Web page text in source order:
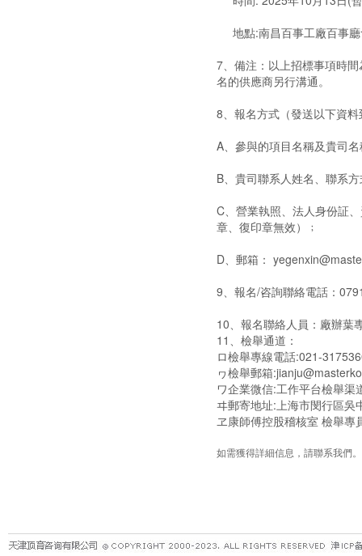
地點:南昌百事工廠百事廳
7、備注：以上招標事項時
名的供應商另行溝通。
8、報名方式（發送以下資
A、參與的項目名稱及貴司
B、貴司聯系人姓名、聯系
C、營業執照、法人身份証
章、復印章無效）﹔
D、郵箱：
9、報名/咨詢聯絡電話：
10、報名聯絡人員：廠辦
11、檢舉通道：
ロ檢舉專線電話:021-
ヮ檢舉郵箱
ワ企業微信:工作平台檢舉渠
ヰ郵寄地址:上海市閔行區吳
ヱ康師傅控股稽核室 檢舉專
如需獲得詳細信息，請聯系我們。